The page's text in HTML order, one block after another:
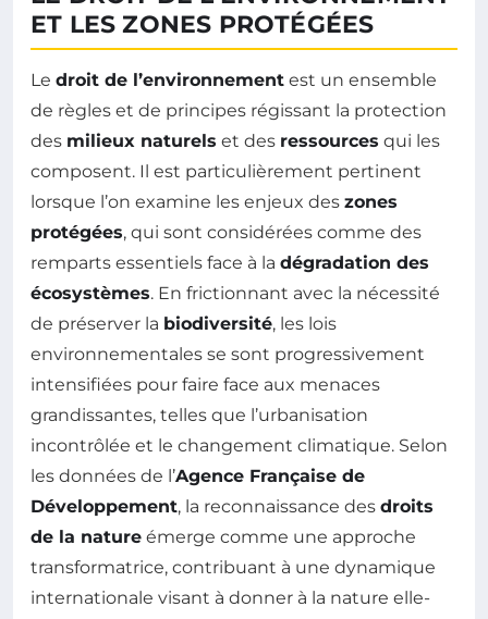
ET LES ZONES PROTÉGÉES
Le droit de l’environnement est un ensemble
de règles et de principes régissant la protection
des milieux naturels et des ressources qui les
composent. Il est particulièrement pertinent
lorsque l’on examine les enjeux des zones
protégées, qui sont considérées comme des
remparts essentiels face à la dégradation des
écosystèmes. En frictionnant avec la nécessité
de préserver la biodiversité, les lois
environnementales se sont progressivement
intensifiées pour faire face aux menaces
grandissantes, telles que l’urbanisation
incontrôlée et le changement climatique. Selon
les données de l’Agence Française de
Développement, la reconnaissance des droits
de la nature émerge comme une approche
transformatrice, contribuant à une dynamique
internationale visant à donner à la nature elle-